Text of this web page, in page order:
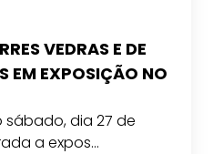
VEDRAS E DE
EM EXPOSIÇÃO NO
dia 27 de
a expos...